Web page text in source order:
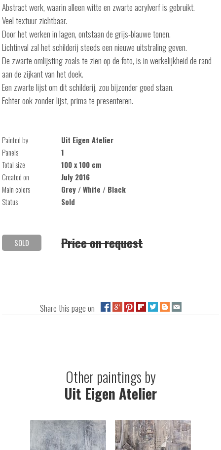
Abstract werk, waarin alleen witte en zwarte acrylverf is gebruikt.
Veel textuur zichtbaar.
Door het werken in lagen, ontstaan de grijs-blauwe tonen.
Lichtinval zal het schilderij steeds een nieuwe uitstraling geven.
De zwarte omlijsting zoals te zien op de foto, is in werkelijkheid de rand
aan de zijkant van het doek.
Een zwarte lijst om dit schilderij, zou bijzonder goed staan.
Echter ook zonder lijst, prima te presenteren.
Painted by
Uit Eigen Atelier
Panels
1
Total size
100 x 100 cm
Created on
July 2016
Main colors
Grey / White / Black
Status
Sold
SOLD Price on request
Share this page on
Other paintings by
Uit Eigen Atelier